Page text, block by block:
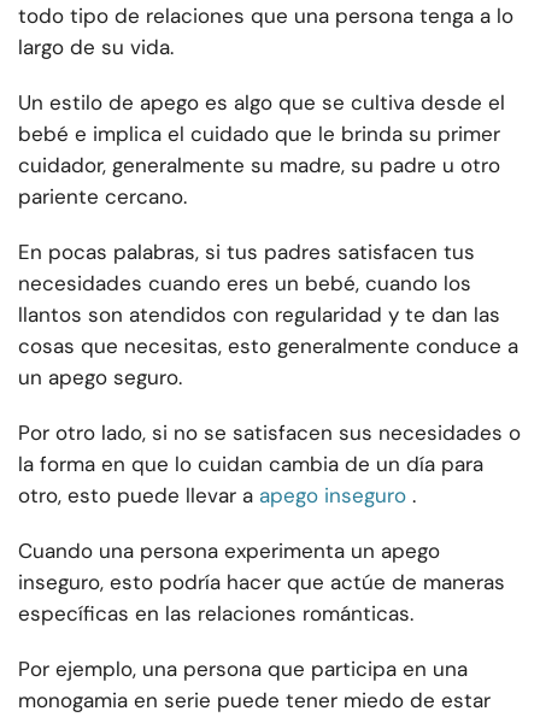
todo tipo de relaciones que una persona tenga a lo
largo de su vida.
Un estilo de apego es algo que se cultiva desde el
bebé e implica el cuidado que le brinda su primer
cuidador, generalmente su madre, su padre u otro
pariente cercano.
En pocas palabras, si tus padres satisfacen tus
necesidades cuando eres un bebé, cuando los
llantos son atendidos con regularidad y te dan las
cosas que necesitas, esto generalmente conduce a
un apego seguro.
Por otro lado, si no se satisfacen sus necesidades o
la forma en que lo cuidan cambia de un día para
otro, esto puede llevar a apego inseguro .
Cuando una persona experimenta un apego
inseguro, esto podría hacer que actúe de maneras
específicas en las relaciones románticas.
Por ejemplo, una persona que participa en una
monogamia en serie puede tener miedo de estar